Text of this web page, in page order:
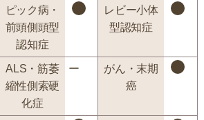
ピック病・
前頭側頭型
認知症
レビー小体
型認知症
ALS・筋萎
縮性側索硬
化症
ー
がん・末期
癌